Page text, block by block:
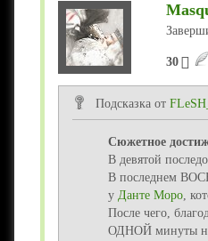
30
Подсказка от
Сюжетное
В девятой
В последнем
у Данте Моро,
После чего,
ОДНОЙ минуты